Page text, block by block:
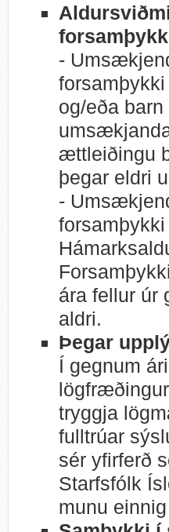
-
og/eða
ættleiðingu
þegar eldri
-
ára fellur úr
aldri.
Þegar
Í gegnum
tryggja
fulltrúar
sér yfirferð
Starfsfólk
munu